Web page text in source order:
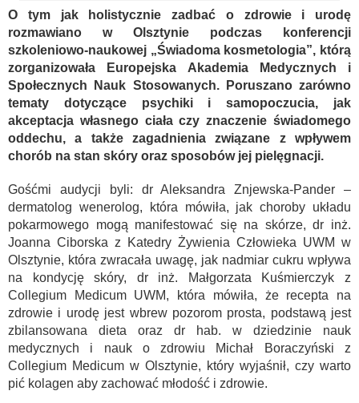
O tym jak holistycznie zadbać o zdrowie i urodę
rozmawiano w Olsztynie podczas konferencji
szkoleniowo-naukowej „Świadoma kosmetologia”, którą
zorganizowała Europejska Akademia Medycznych i
Społecznych Nauk Stosowanych. Poruszano zarówno
tematy dotyczące psychiki i samopoczucia, jak
akceptacja własnego ciała czy znaczenie świadomego
oddechu, a także zagadnienia związane z wpływem
chorób na stan skóry oraz sposobów jej pielęgnacji.
Gośćmi audycji byli: dr Aleksandra Znjewska-Pander –
dermatolog wenerolog, która mówiła, jak choroby układu
pokarmowego mogą manifestować się na skórze, dr inż.
Joanna Ciborska z Katedry Żywienia Człowieka UWM w
Olsztynie, która zwracała uwagę, jak nadmiar cukru wpływa
na kondycję skóry, dr inż. Małgorzata Kuśmierczyk z
Collegium Medicum UWM, która mówiła, że recepta na
zdrowie i urodę jest wbrew pozorom prosta, podstawą jest
zbilansowana dieta oraz dr hab. w dziedzinie nauk
medycznych i nauk o zdrowiu Michał Boraczyński z
Collegium Medicum w Olsztynie, który wyjaśnił, czy warto
pić kolagen aby zachować młodość i zdrowie.